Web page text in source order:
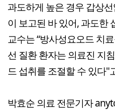
과도하게 높은 경우 갑상
이 보고된 바 있어, 과도한
교수는 “방사성요오드 치
선 질환 환자는 의료진 지
드 섭취를 조절할 수 있다"
박효순 의료 전문기자